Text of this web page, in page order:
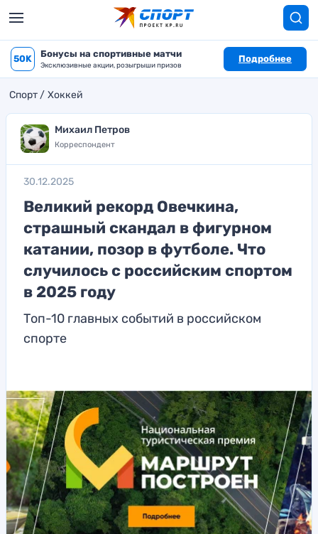
50K Бонусы на спортивные матчи
Эксклюзивные акции, розыгрыши призов
Подробнее
Спорт Хоккей
Михаил Петров
Корреспондент
30.12.2025
Великий рекорд Овечкина,
страшный скандал в фигурном
катании, позор в футболе. Что
случилось с российским спортом
в 2025 году
Топ-10 главных событий в российском
спорте